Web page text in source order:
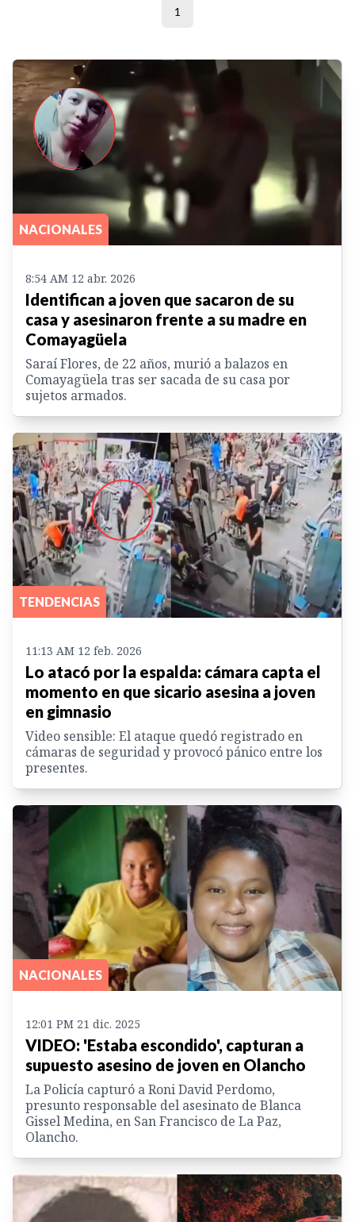
1
NACIONALES
8:54 AM 12 abr. 2026
Identifican a joven que sacaron de su
casa y asesinaron frente a su madre en
Comayagüela
Saraí Flores, de 22 años, murió a balazos en
Comayagüela tras ser sacada de su casa por
sujetos armados.
TENDENCIAS
11:13 AM 12 feb. 2026
Lo atacó por la espalda: cámara capta el
momento en que sicario asesina a joven
en gimnasio
Video sensible: El ataque quedó registrado en
cámaras de seguridad y provocó pánico entre los
presentes.
NACIONALES
12:01 PM 21 dic. 2025
VIDEO: 'Estaba escondido', capturan a
supuesto asesino de joven en Olancho
La Policía capturó a Roni David Perdomo,
presunto responsable del asesinato de Blanca
Gissel Medina, en San Francisco de La Paz,
Olancho.